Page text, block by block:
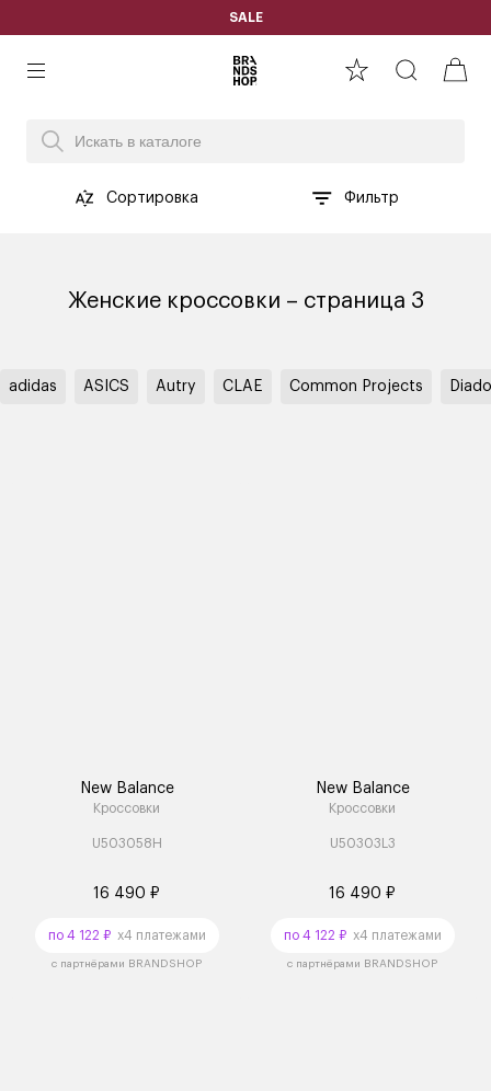
SALE
Сортировка Фильтр
Женские кроссовки – страница 3
adidas ASICS Autry CLAE Common Projects
New Balance
Кроссовки
U503058H
16 490 ₽
по 4 122 ₽x4 платежами
с партнёрами BRANDSHOP
New Balance
Кроссовки
U50303L3
16 490 ₽
по 4 122 ₽x4 платежами
с партнёрами BRANDSHOP